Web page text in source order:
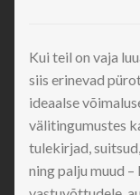
Kui teil on vaja
siis erinevad
ideaalse
välitingumustes
tulekirjad,
ning palju muud